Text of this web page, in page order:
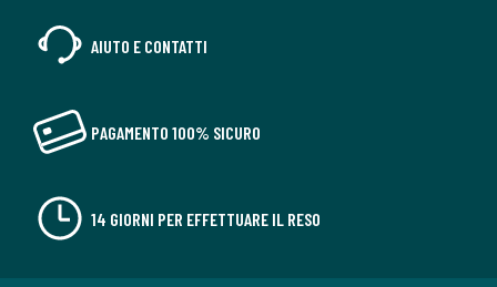
AIUTO E CONTATTI
PAGAMENTO 100% SICURO
14 GIORNI PER EFFETTUARE IL RESO